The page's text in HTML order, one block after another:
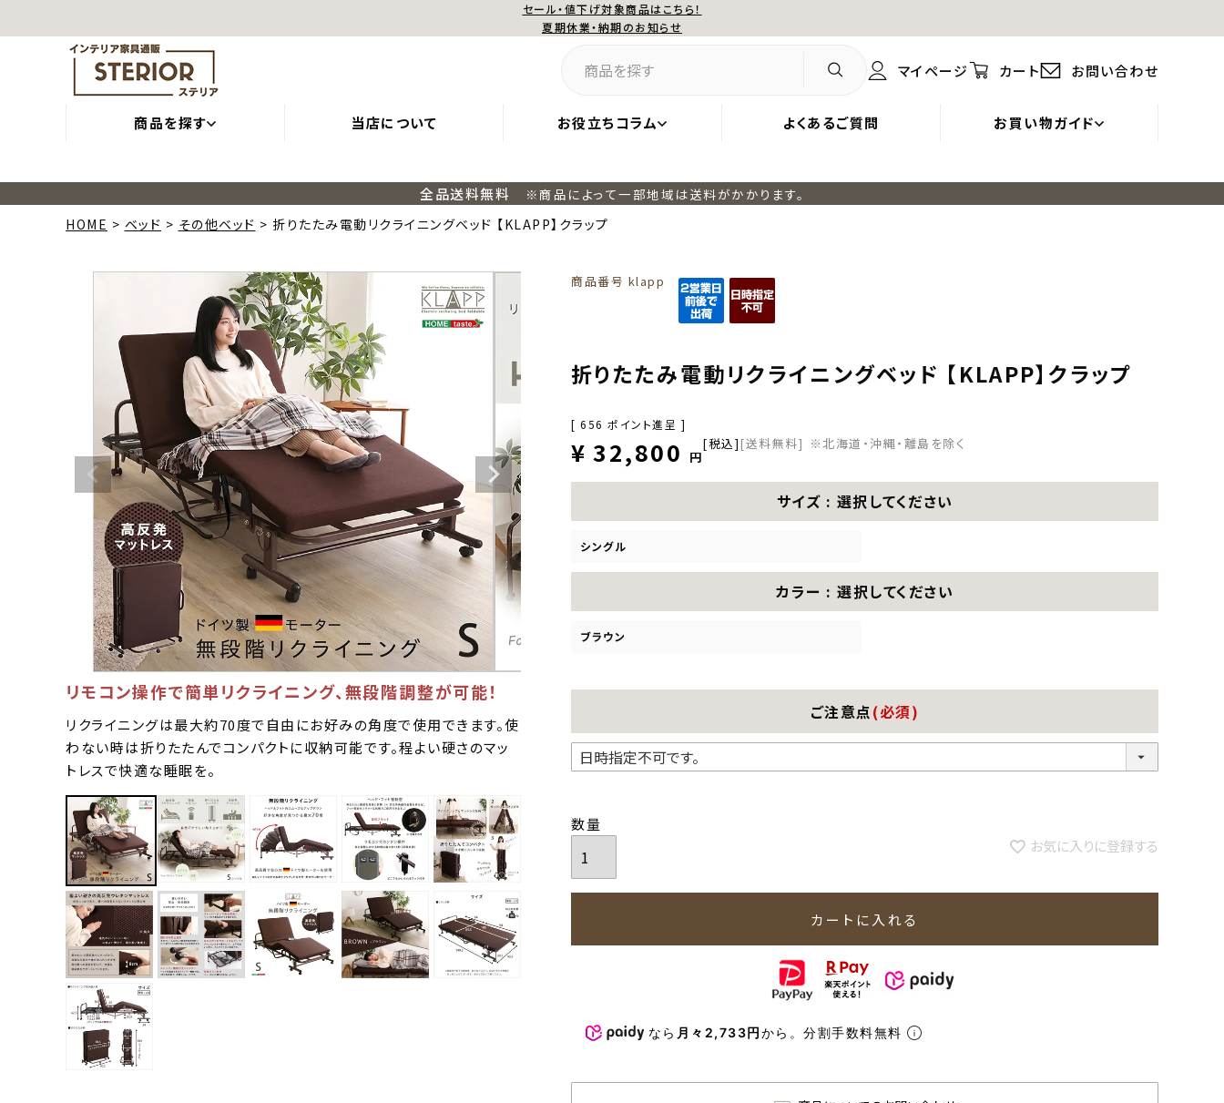
セール・値下げ対象商品はこちら！
夏期休業・納期のお知らせ
マイページ カート お問い合わせ
全品送料無料
※商品によって一部地域は送料がかかります。
HOME
ベッド その他ベッド 折りたたみ電動リクライニングベッド 【KLAPP】クラップ
リモコン操作で簡単リクライニング、無段階調整が可能！
リクライニングは最大約70度で自由にお好みの角度で使用できます。使
わない時は折りたたんでコンパクトに収納可能です。程よい硬さのマッ
トレスで快適な睡眠を。
商品番号 klapp
折りたたみ電動リクライニングベッド 【KLAPP】クラップ
[ 656 ポイント進呈 ]
¥ 32,800 税込 [送料無料] ※北海道・沖縄・離島を除く
サイズ 選択してください
シングル
カラー 選択してください
ブラウン
ご注意点(必須)
お気に入りに登録する
カートに入れる
なら 月々2,733円から。分割手数料無料